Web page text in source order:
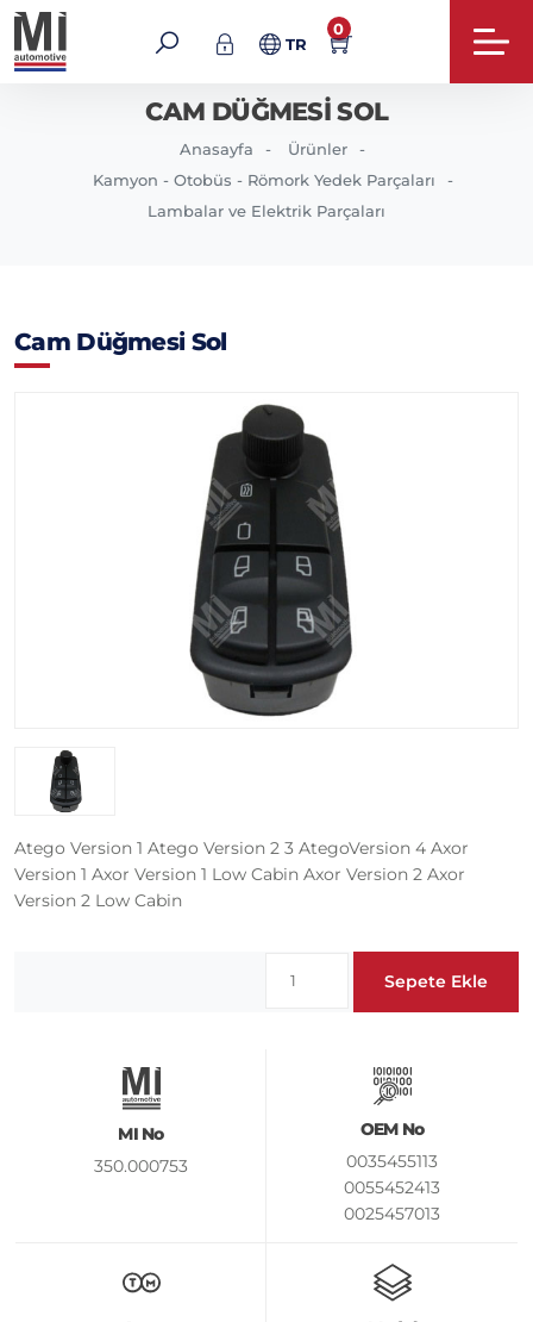
TR
0
CAM DÜĞMESI SOL
Anasayfa
Ürünler
Kamyon - Otobüs - Römork Yedek Parçaları
Lambalar ve Elektrik Parçaları
Cam Düğmesi Sol
Atego Version 1 Atego Version 2 3 AtegoVersion 4 Axor
Version 1 Axor Version 1 Low Cabin Axor Version 2 Axor
Version 2 Low Cabin
Sepete Ekle
MI No
350.000753
OEM No
0035455113
0055452413
0025457013